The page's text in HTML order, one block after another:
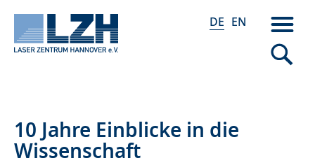
zum
Inhalt
DE EN
10 Jahre Einblicke in die
Wissenschaft